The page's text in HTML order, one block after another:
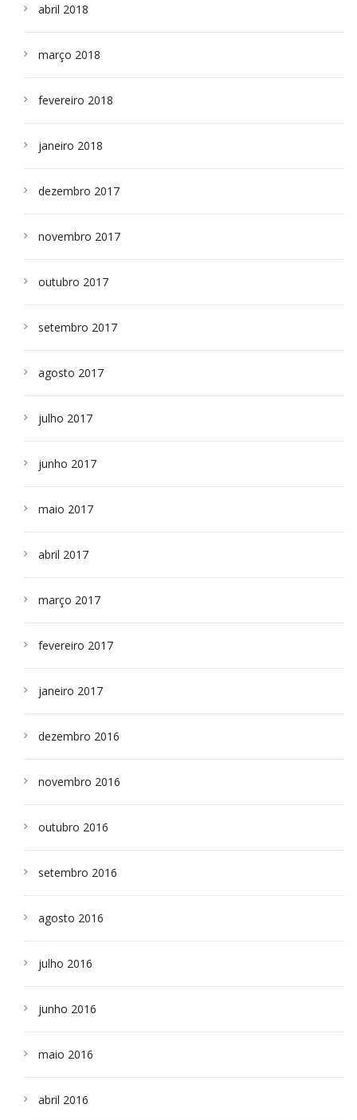
abril 2018
março 2018
fevereiro 2018
janeiro 2018
dezembro 2017
novembro 2017
outubro 2017
setembro 2017
agosto 2017
julho 2017
junho 2017
maio 2017
abril 2017
março 2017
fevereiro 2017
janeiro 2017
dezembro 2016
novembro 2016
outubro 2016
setembro 2016
agosto 2016
julho 2016
junho 2016
maio 2016
abril 2016